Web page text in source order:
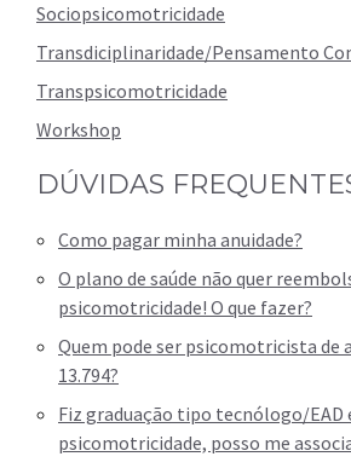
Sociopsicomotricidade
Transdiciplinaridade/Pensamento
Transpsicomotricidade
Workshop
DÚVIDAS
Como pagar minha anuidade?
O plano de saúde não quer
psicomotricidade! O que fazer?
Quem pode ser psicomotricista de
13.794?
Fiz graduação tipo tecnólogo/EAD
psicomotricidade, posso me